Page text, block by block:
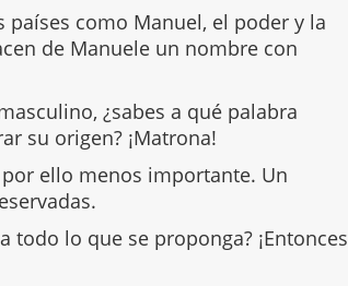
como Manuel, el poder y la
de Manuele un nombre con
¿sabes a qué palabra
su origen? ¡Matrona!
ello menos importante. Un
todo lo que se proponga? ¡Entonces